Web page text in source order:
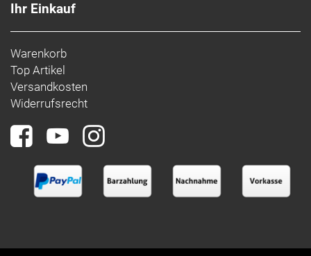
Ihr Einkauf
Warenkorb
Top Artikel
Versandkosten
Widerrufsrecht